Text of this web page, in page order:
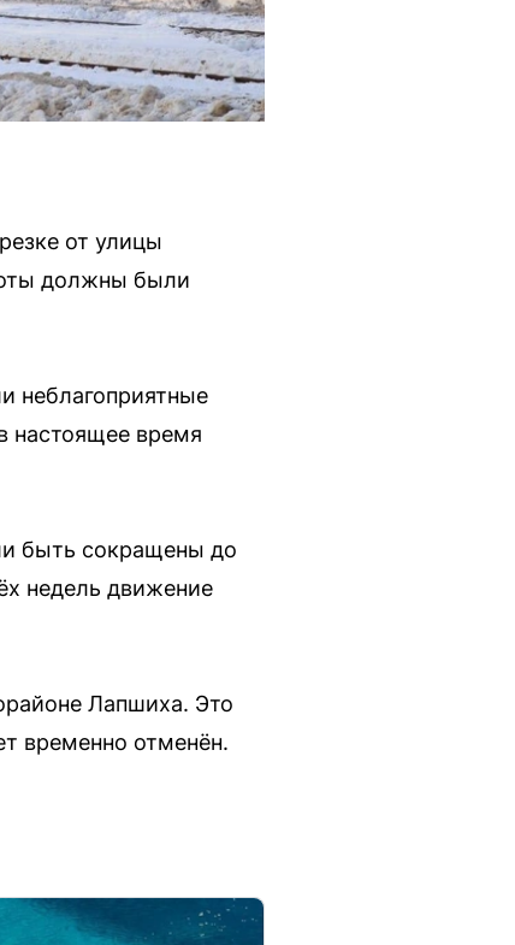
от улицы
должны были
неблагоприятные
настоящее время
быть сокращены до
недель движение
Лапшиха. Это
временно отменён.